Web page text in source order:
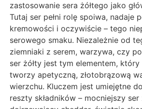
zastosowanie sera żółtego jako
Tutaj ser pełni rolę spoiwa, nadaje
kremowości i oczywiście – tego
serowego smaku. Niezależnie od
ziemniaki z serem, warzywa, czy
ser żółty jest tym elementem, który
tworzy apetyczną, złotobrązową
wierzchu. Kluczem jest umiejętne
reszty składników – mocniejszy ser